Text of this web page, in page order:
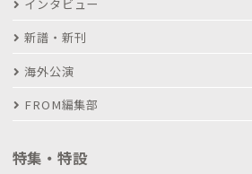
インタビュー
新譜・新刊
海外公演
FROM編集部
特集・特設